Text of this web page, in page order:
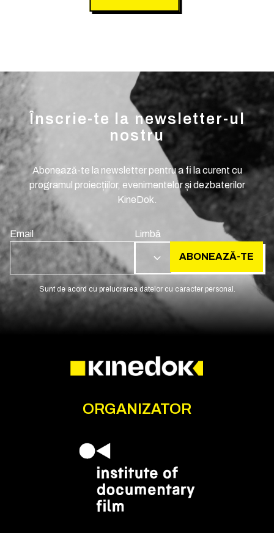
Înscrie-te la newsletter-ul
nostru
Abonează-te la newsletter pentru a fi la curent cu
programul proiecțiilor, evenimentelor și dezbaterilor
KineDok.
Email Limbă
RO ABONEAZĂ-TE
Sunt de acord cu prelucrarea datelor cu caracter personal.
ORGANIZATOR